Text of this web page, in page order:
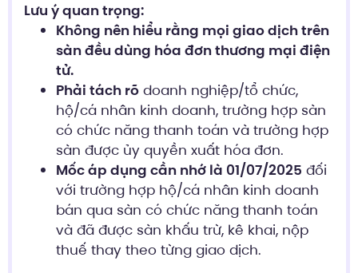
Lưu ý quan trọng:
Không nên hiểu rằng mọi giao dịch trên
sàn đều dùng hóa đơn thương mại điện
tử.
Phải tách rõ doanh nghiệp/tổ chức,
hộ/cá nhân kinh doanh, trường hợp sàn
có chức năng thanh toán và trường hợp
sàn được ủy quyền xuất hóa đơn.
Mốc áp dụng cần nhớ là 01/07/2025 đối
với trường hợp hộ/cá nhân kinh doanh
bán qua sàn có chức năng thanh toán
và đã được sàn khấu trừ, kê khai, nộp
thuế thay theo từng giao dịch.